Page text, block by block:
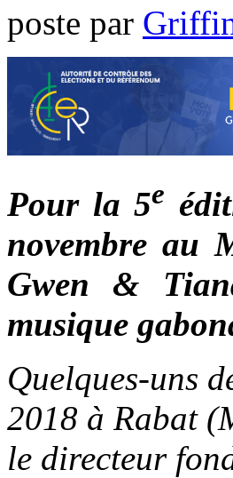
poste par
Pour la 5e
novembre au
Gwen &
musique
Quelques-uns
2018 à Rabat
le directeur